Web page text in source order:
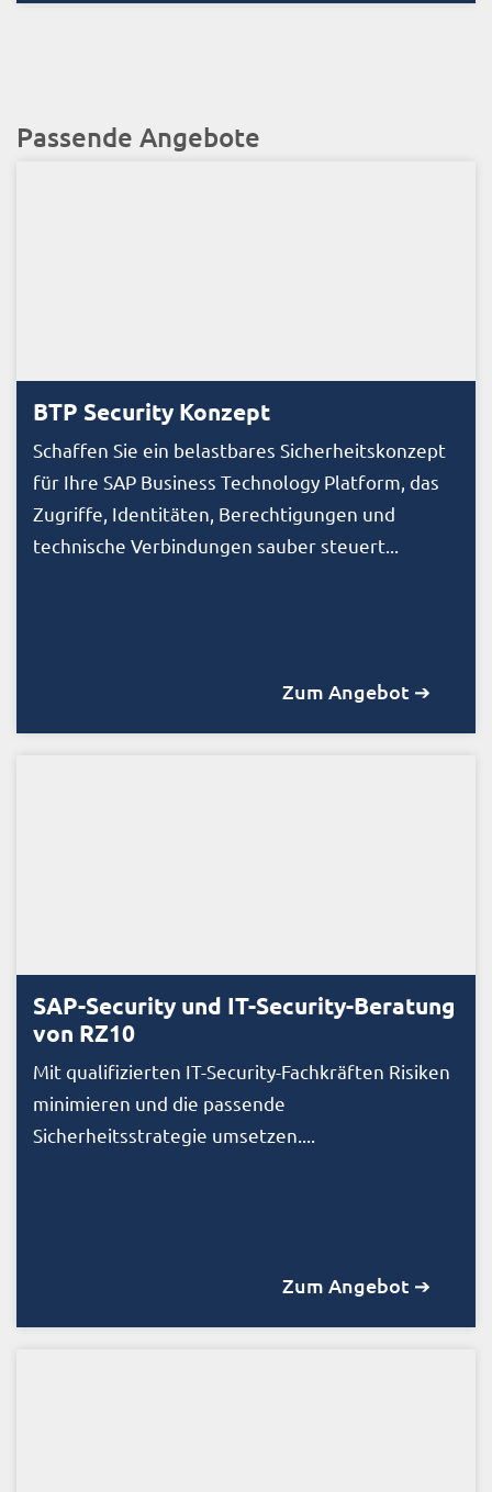
Passende Angebote
BTP Security Konzept
Schaffen Sie ein belastbares Sicherheitskonzept
für Ihre SAP Business Technology Platform, das
Zugriffe, Identitäten, Berechtigungen und
technische Verbindungen sauber steuert...
Zum Angebot ➔
SAP-Security und IT-Security-Beratung
von RZ10
Mit qualifizierten IT-Security-Fachkräften Risiken
minimieren und die passende
Sicherheitsstrategie umsetzen....
Zum Angebot ➔